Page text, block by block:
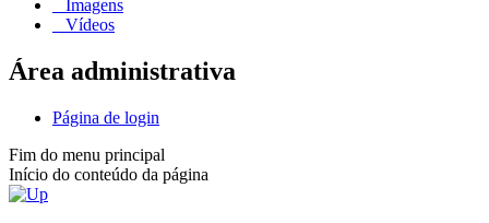
Imagens
Vídeos
Área administrativa
Página de login
Fim do menu principal
Início do conteúdo da página